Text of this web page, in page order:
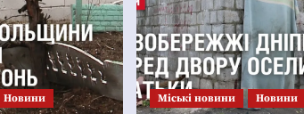
Новини Mіські новини Новини